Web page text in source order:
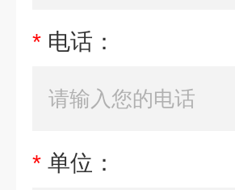
* 电话：
* 单位：